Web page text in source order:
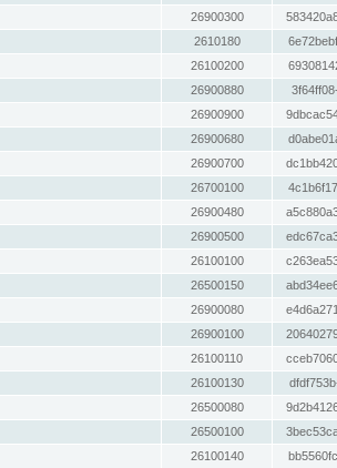
26900300
2610180
26100200
26900880
26900900
26900680
26900700
26700100
26900480
26900500
26100100
26500150
26900080
26900100
26100110
26100130
26500080
26500100
26100140